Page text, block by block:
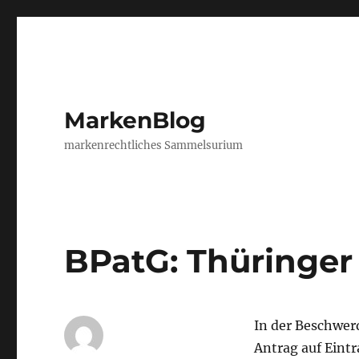
MarkenBlog
markenrechtliches Sammelsurium
BPatG:
In der
Antrag auf